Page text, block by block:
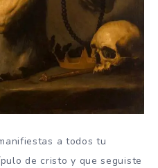
a todos tu
de cristo y que seguiste